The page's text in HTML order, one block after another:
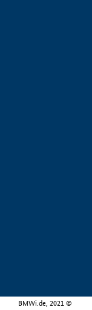
BMWi.de, 2021 ©